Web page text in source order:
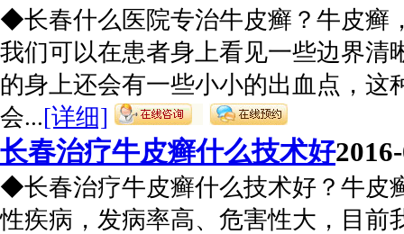
◆长春什么医院专治牛皮癣？牛皮癣
我们可以在患者身上看见一些边界清
的身上还会有一些小小的出血点，这
会...[详细]
长春治疗牛皮癣什么技术好
◆长春治疗牛皮癣什么技术好？牛皮
性疾病，发病率高、危害性大，目前